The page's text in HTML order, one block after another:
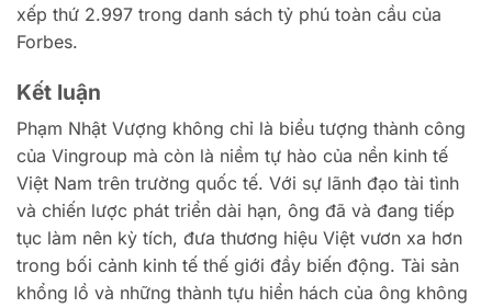
xếp thứ 2.997 trong danh sách tỷ phú toàn cầu của
Forbes.
Kết luận
Phạm Nhật Vượng không chỉ là biểu tượng thành công
của Vingroup mà còn là niềm tự hào của nền kinh tế
Việt Nam trên trường quốc tế. Với sự lãnh đạo tài tình
và chiến lược phát triển dài hạn, ông đã và đang tiếp
tục làm nên kỳ tích, đưa thương hiệu Việt vươn xa hơn
trong bối cảnh kinh tế thế giới đầy biến động. Tài sản
khổng lồ và những thành tựu hiển hách của ông không